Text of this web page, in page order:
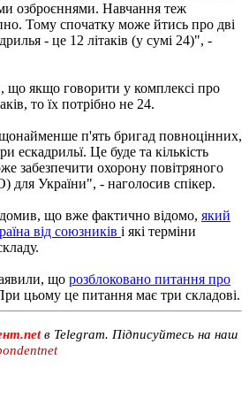
озброєннями. Навчання теж
Тому спочатку може йтись про дві
- це 12 літаків (у сумі 24)", -
що якщо говорити у комплексі про
то їх потрібно не 24.
п'ять бригад повноцінних,
ескадрильї. Це буде та кількість
забезпечити охорону повітряного
для України", - наголосив спікер.
що вже фактично відомо, який
від союзників і які терміни
що розблоковано питання про
цьому це питання має три складові.
в Telegram. Підписуйтесь на наш